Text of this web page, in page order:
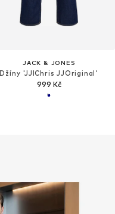
JACK & JONES
Džíny 'JJIChris JJOriginal'
999 Kč